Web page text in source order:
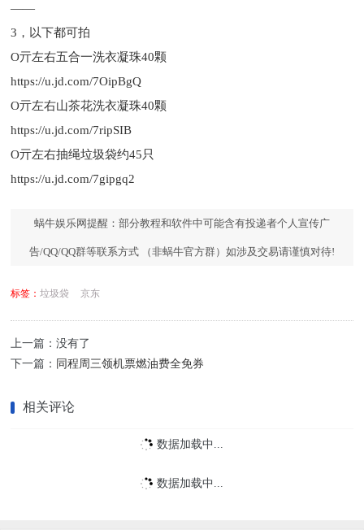
——
3，以下都可拍
O亓左右五合一洗衣凝珠40颗
https://u.jd.com/7OipBgQ
O亓左右山茶花洗衣凝珠40颗
https://u.jd.com/7ripSIB
O亓左右抽绳垃圾袋约45只
https://u.jd.com/7gipgq2
蜗牛娱乐网提醒：部分教程和软件中可能含有投递者个人宣传广
告/QQ/QQ群等联系方式 （非蜗牛官方群）如涉及交易请谨慎对待!
标签：垃圾袋 京东
上一篇：没有了
下一篇： 同程周三领机票燃油费全免券
相关评论
数据加载中...
数据加载中...